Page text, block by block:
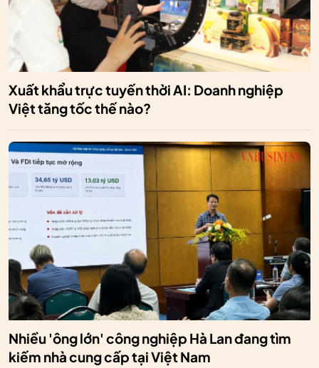
Xuất khẩu trực tuyến thời AI: Doanh nghiệp
Việt tăng tốc thế nào?
Nhiều 'ông lớn' công nghiệp Hà Lan đang tìm
kiếm nhà cung cấp tại Việt Nam